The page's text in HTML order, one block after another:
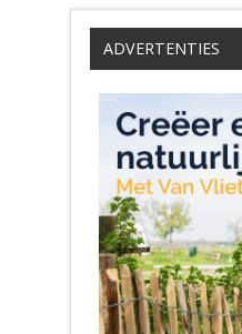
ADVERTENTIES